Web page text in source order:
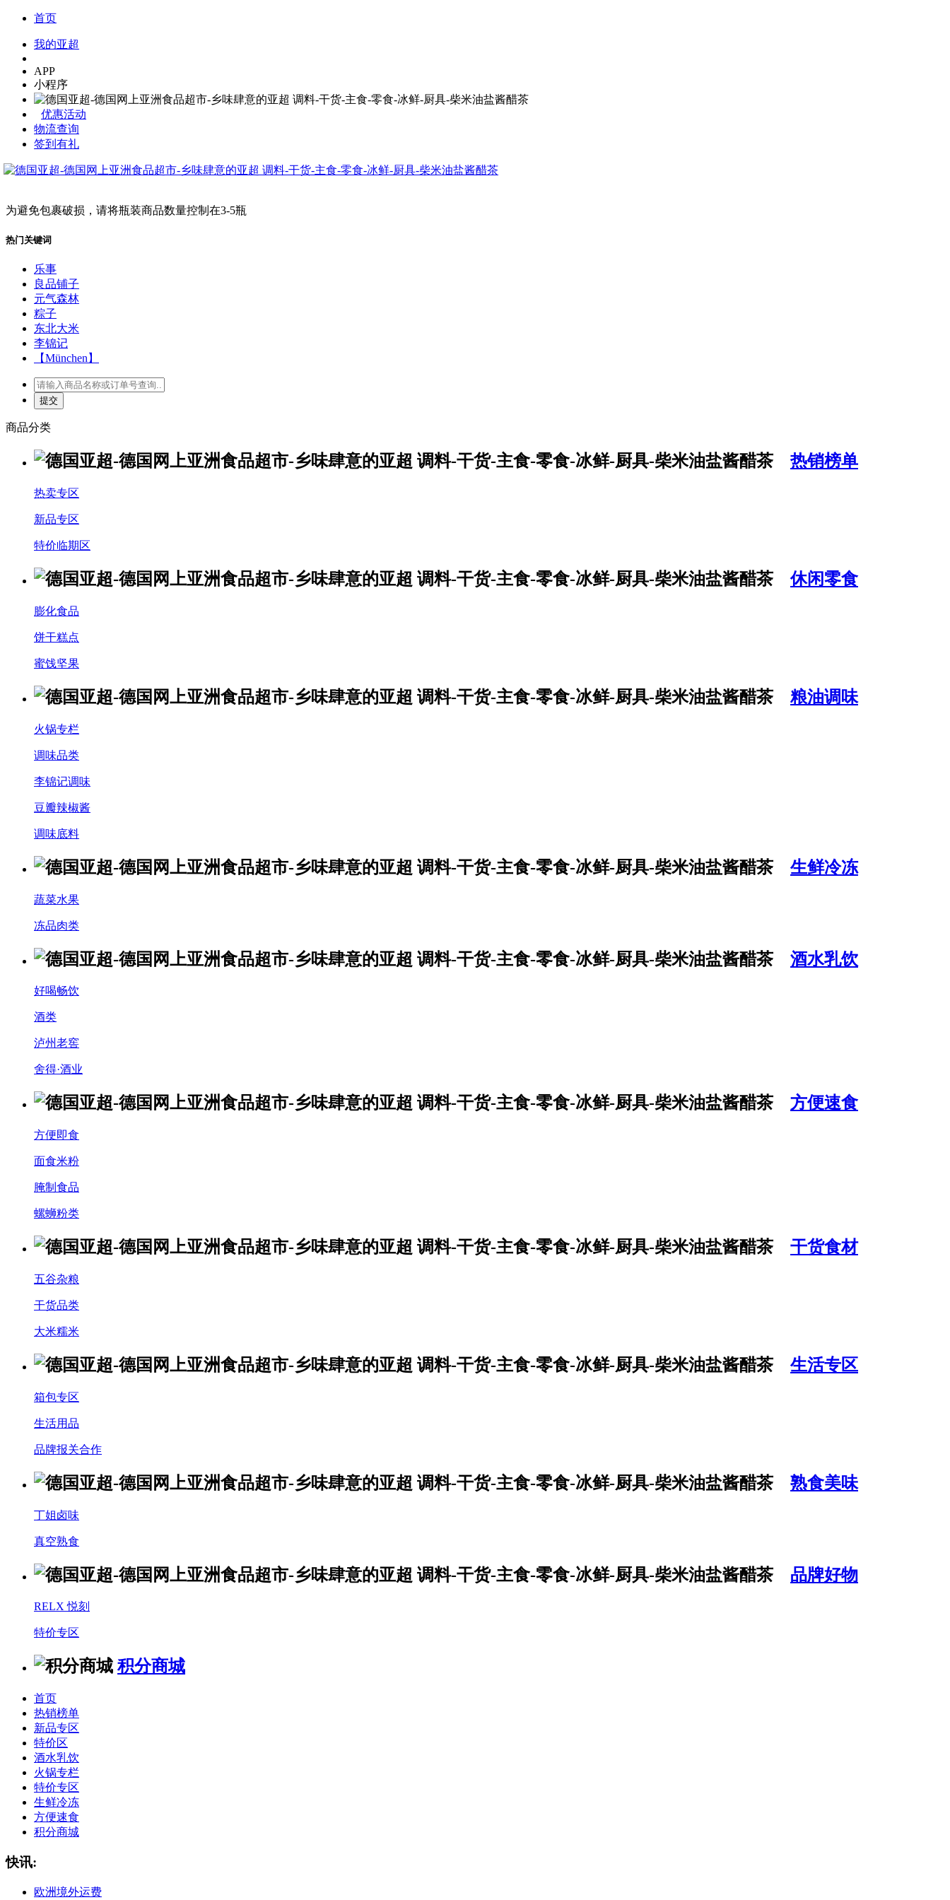
首页
我的亚超
APP
小程序
优惠活动
物流查询
签到有礼
为避免包裹破损，请将瓶装商品数量控制在3-5瓶
热门关键词
乐事
良品铺子
元气森林
粽子
东北大米
李锦记
【München】
商品分类
热销榜单
热卖专区
新品专区
特价临期区
休闲零食
膨化食品
饼干糕点
蜜饯坚果
粮油调味
火锅专栏
调味品类
李锦记调味
豆瓣辣椒酱
调味底料
生鲜冷冻
蔬菜水果
冻品肉类
酒水乳饮
好喝畅饮
酒类
泸州老窖
舍得·酒业
方便速食
方便即食
面食米粉
腌制食品
螺蛳粉类
干货食材
五谷杂粮
干货品类
大米糯米
生活专区
箱包专区
生活用品
品牌报关合作
熟食美味
丁姐卤味
真空熟食
品牌好物
RELX 悦刻
特价专区
积分商城
首页
热销榜单
新品专区
特价区
酒水乳饮
火锅专栏
特价专区
生鲜冷冻
方便速食
积分商城
快讯:
欧洲境外运费